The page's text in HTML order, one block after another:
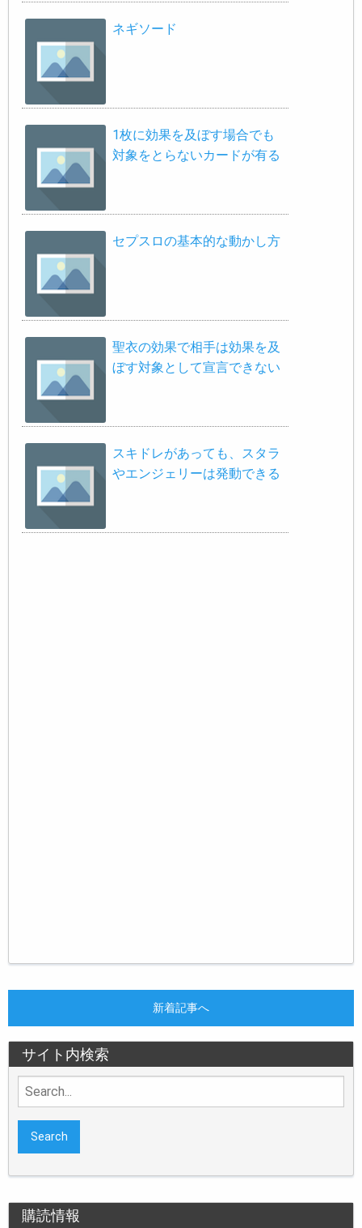
ネギソード
1枚に効果を及ぼす場合でも
対象をとらないカードが有る
セプスロの基本的な動かし方
聖衣の効果で相手は効果を及
ぼす対象として宣言できない
スキドレがあっても、スタラ
やエンジェリーは発動できる
新着記事へ
サイト内検索
Search
for:
購読情報